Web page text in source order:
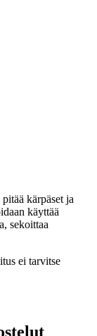
kärpäset ja
käyttää
sekoittaa
ei tarvitse